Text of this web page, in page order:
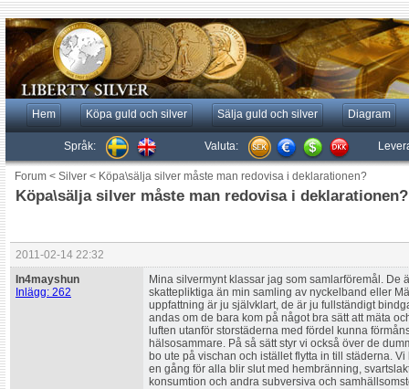
Hem Köpa guld och silver Sälja guld och silver Diagram
Språk: Valuta:
Forum < Silver < Köpa\sälja silver måste man redovisa i deklarationen?
Köpa\sälja silver måste man redovisa i deklarationen?
2011-02-14 22:32
In4mayshun
Inlägg: 262
Mina silvermynt klassar jag som samlarföremål. De
skattepliktiga än min samling av nyckelband eller
uppfattning är ju självklart, de är ju fullständigt
andas om de bara kom på något bra sätt att mäta
luften utanför storstäderna med fördel kunna
hälsosammare. På så sätt styr vi också över de
bo ute på vischan och istället flytta in till städerna.
en gång för alla blir slut med hembränning,
konsumtion och andra subversiva och